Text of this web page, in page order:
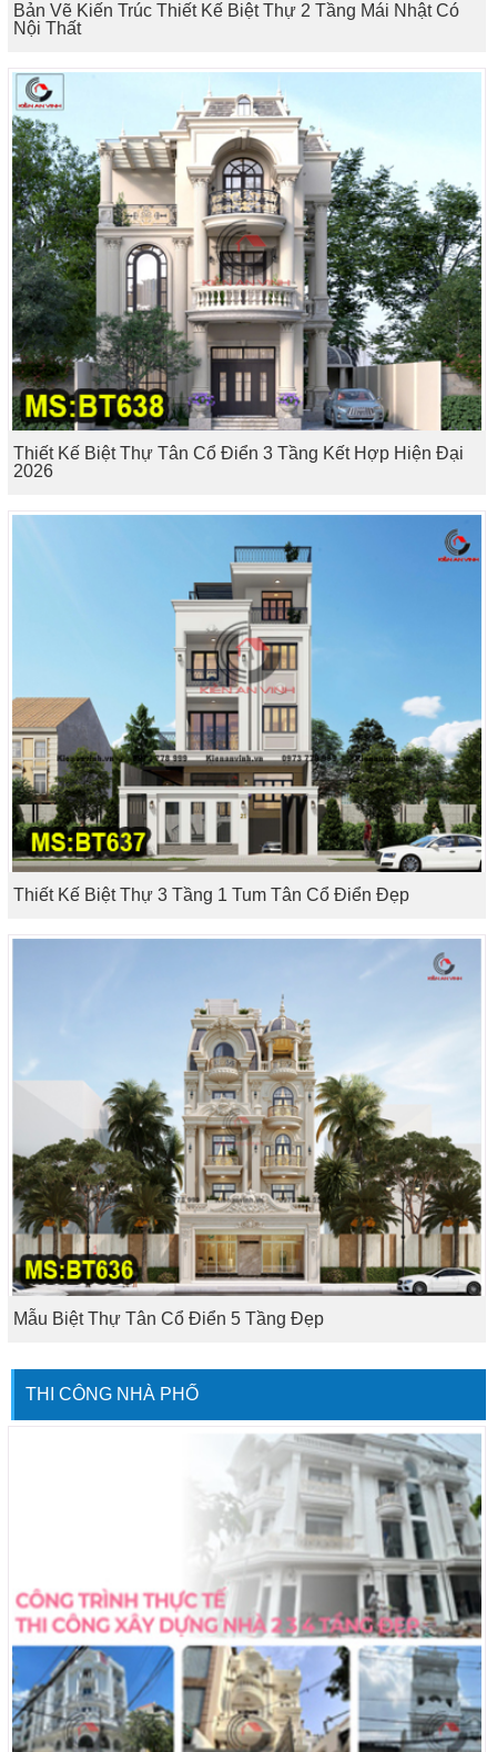
Bản Vẽ Kiến Trúc Thiết Kế Biệt Thự 2 Tầng Mái Nhật Có
Nội Thất
Thiết Kế Biệt Thự Tân Cổ Điển 3 Tầng Kết Hợp Hiện Đại
2026
Thiết Kế Biệt Thự 3 Tầng 1 Tum Tân Cổ Điển Đẹp
Mẫu Biệt Thự Tân Cổ Điển 5 Tầng Đẹp
THI CÔNG NHÀ PHỐ